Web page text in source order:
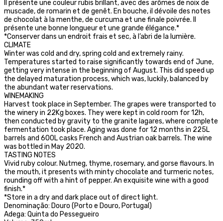
Il présente une couleur rubis brillant, avec des arômes de noix de
muscade, de romarin et de genêt. En bouche, il dévoile des notes
de chocolat à la menthe, de curcuma et une finale poivrée. Il
présente une bonne longueur et une grande élégance.*
*Conserver dans un endroit frais et sec, à l’abri de la lumière.
CLIMATE
Winter was cold and dry, spring cold and extremely rainy.
Temperatures started to raise significantly towards end of June,
getting very intense in the beginning of August. This did speed up
the delayed maturation process, which was, luckily, balanced by
the abundant water reservations.
WINEMAKING
Harvest took place in September. The grapes were transported to
the winery in 22Kg boxes. They were kept in cold room for 12h,
then conducted by gravity to the granite lagares, where complete
fermentation took place. Aging was done for 12 months in 225L
barrels and 600L casks French and Austrian oak barrels. The wine
was bottled in May 2020.
TASTING NOTES
Vivid ruby colour. Nutmeg, thyme, rosemary, and gorse flavours. In
the mouth, it presents with minty chocolate and turmeric notes,
rounding off with a hint of pepper. An exquisite wine with a good
finish.*
*Store in a dry and dark place out of direct light.
Denominação: Douro (Porto e Douro, Portugal)
Adega: Quinta do Pessegueiro